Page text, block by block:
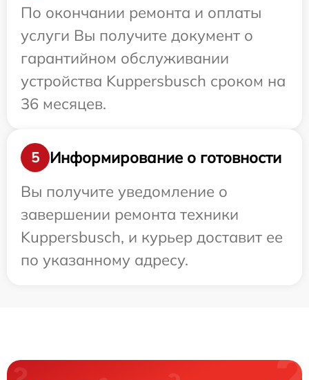
По окончании ремонта и оплаты
услуги Вы получите документ о
гарантийном обслуживании
устройства Kuppersbusch сроком на
36 месяцев.
5
Информирование о готовности
Вы получите уведомление о
завершении ремонта техники
Kuppersbusch, и курьер доставит ее
по указанному адресу.